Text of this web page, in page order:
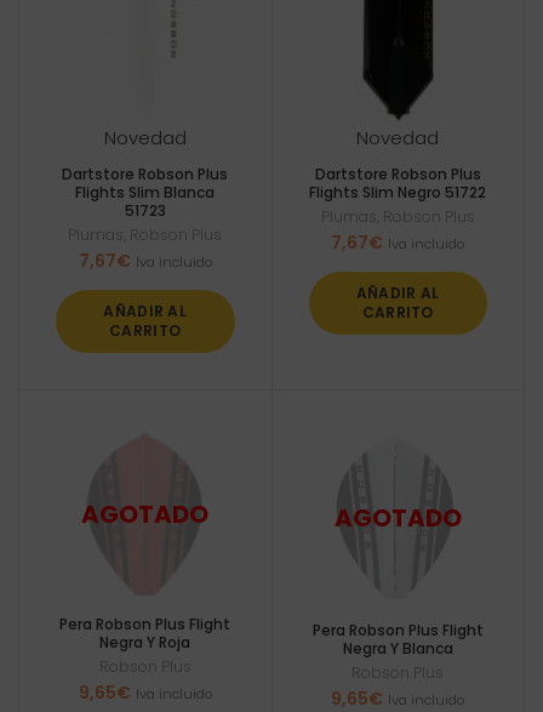
Novedad
Dartstore Robson Plus
Flights Slim Blanca
51723
Plumas Robson Plus
7,67€ Iva incluido
AÑADIR AL
CARRITO
Novedad
Dartstore Robson Plus
Flights Slim Negro 51722
Plumas Robson Plus
7,67€ Iva incluido
AÑADIR AL
CARRITO
Pera Robson Plus Flight
Negra Y Roja
Robson Plus
9,65€ Iva incluido
Pera Robson Plus Flight
Negra Y Blanca
Robson Plus
9,65€ Iva incluido